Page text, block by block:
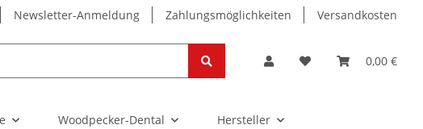
Newsletter-Anmeldung Zahlungsmöglichkeiten Versandkosten
0,00 €
Woodpecker-Dental Hersteller